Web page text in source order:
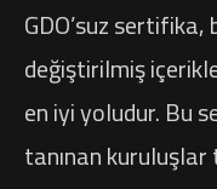
GDO’suz
değiştirilmiş
en iyi yoludur. Bu
tanınan